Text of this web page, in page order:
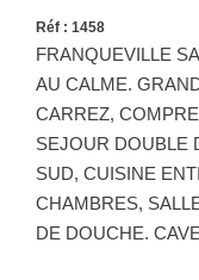
Réf : 1458
FRANQUEVILLE
AU CALME.
CARREZ,
SEJOUR DOUBLE
SUD, CUISINE
CHAMBRES,
DE DOUCHE.